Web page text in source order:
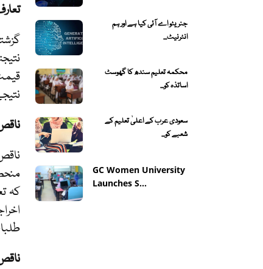
کہ
جنریٹو اے آئی کیا ہے اور ہم
انٹرنیٹ...
محکمہ تعلیم سندھ کا گھوسٹ
اساتذہ کو...
سعودی عرب کے اعلیٰ تعلیم کے
شعبے کو...
GC Women University
Launches S...